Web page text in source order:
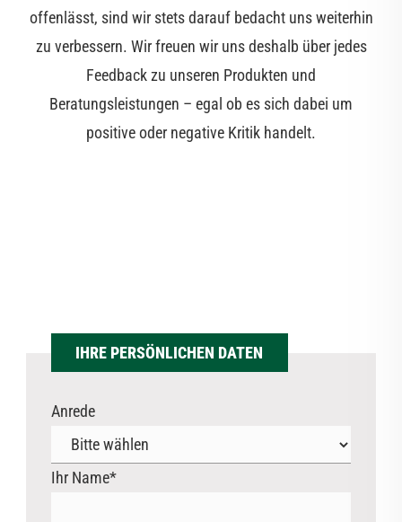
offenlässt, sind wir stets darauf bedacht uns weiterhin
zu verbessern. Wir freuen wir uns deshalb über jedes
Feedback zu unseren Produkten und
Beratungsleistungen – egal ob es sich dabei um
positive oder negative Kritik handelt.
IHRE PERSÖNLICHEN DATEN
Anrede
Ihr Name*